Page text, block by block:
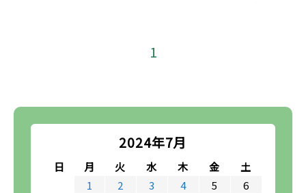
2024年7月
日 月 火 水 木 金
土
1
2 3 4 5
6
1